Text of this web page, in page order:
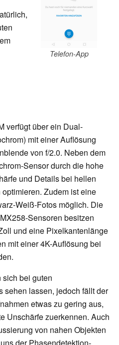
Telefon-App
verfügt über ein Dual-
mit einer Auflösung
von f/2.0. Neben dem
Sensor durch die hohe
und Details bei hellen
Zudem ist eine
Weiß-Fotos möglich. Die
Sensoren besitzen
und eine Pixelkantenlänge
mit einer 4K-Auflösung bei
sich bei guten
sehen lassen, jedoch fällt der
etwas zu gering aus,
Unschärfe zuerkennen. Auch
von nahen Objekten
der Phasendetektion-